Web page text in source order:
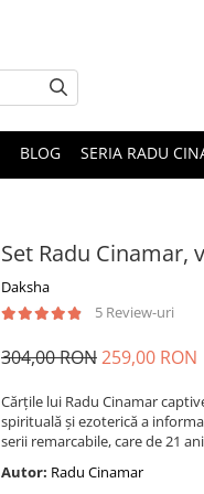
BLOG SERIA RADU
Set Radu Cinamar,
Daksha
5 Review-uri
304,00 RON259,00 RON
Cărțile lui Radu Cinamar
spirituală și ezoterică a
serii remarcabile, care de 21
Autor: Radu Cinamar